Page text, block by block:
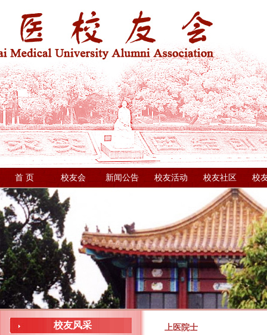
首 页 校友会 新闻公告 校友活动 校友社区 校
校友风采 上医院士